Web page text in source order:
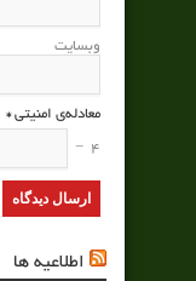
وبسایت
معادله‌ی امنیتی*
4
−
اطلاعیه ها